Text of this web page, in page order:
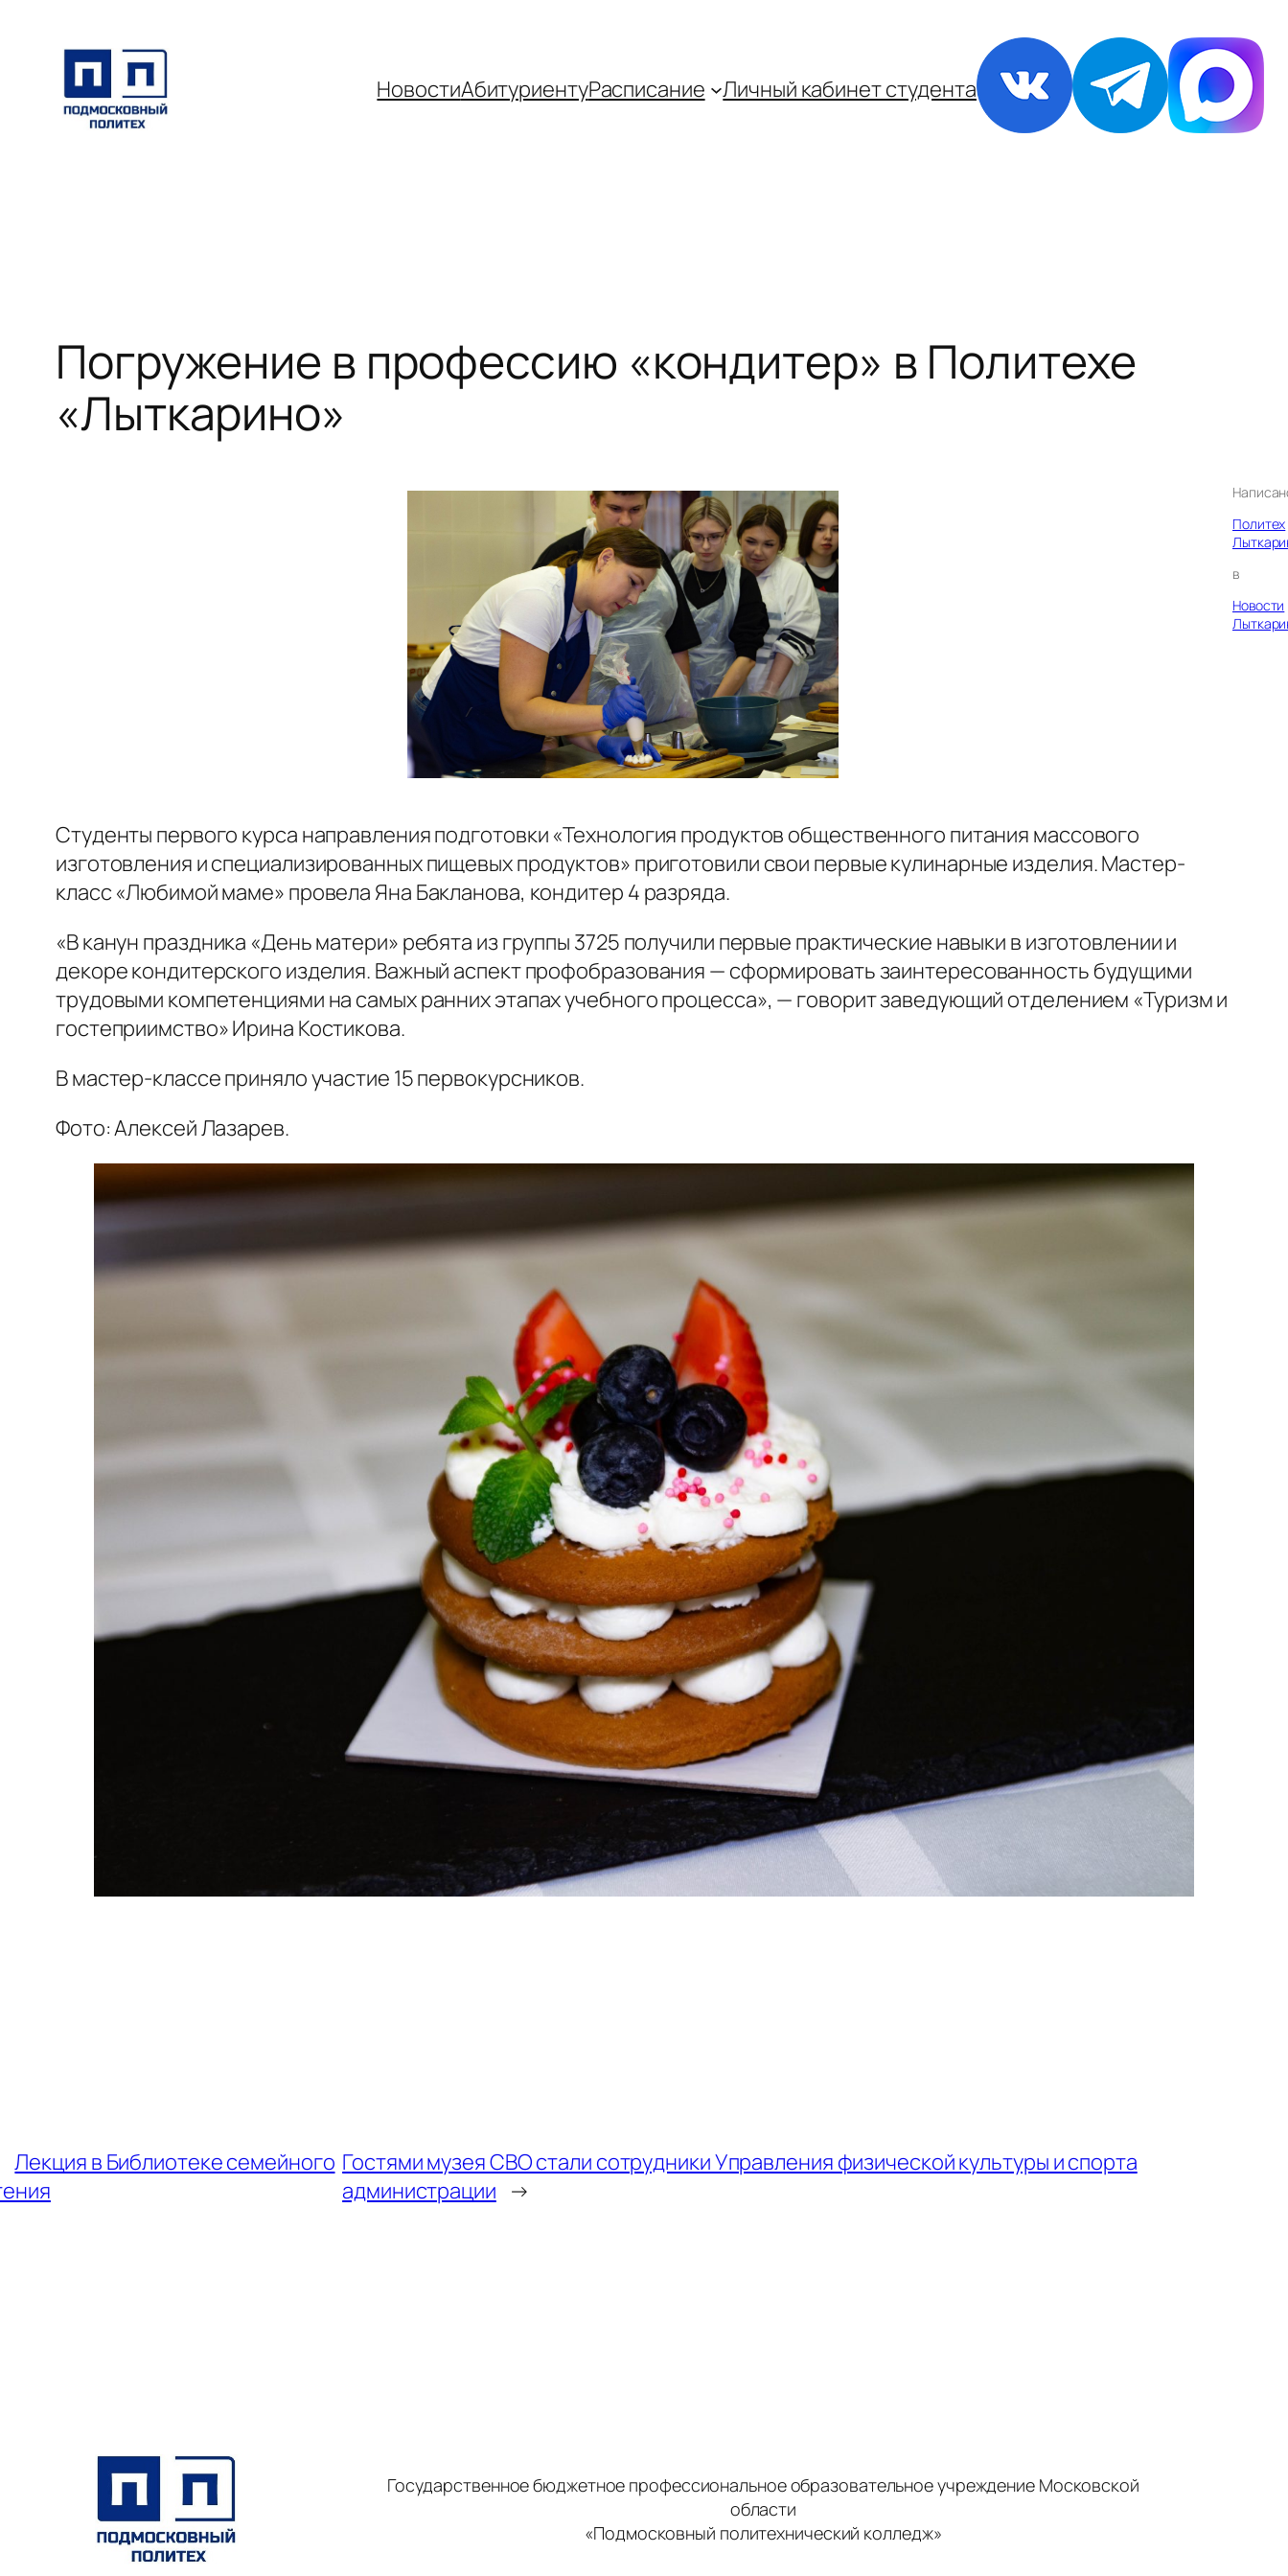
содержимому
НовостиАбитуриентуРаспиcание Личный кабинет студента
Погружение в профессию «кондитер» в Политехе
«Лыткарино»
Политех
в
Новости
Студенты первого курса направления подготовки «Технология продуктов общественного питания массового
изготовления и специализированных пищевых продуктов» приготовили свои первые кулинарные изделия. Мастер-
класс «Любимой маме» провела Яна Бакланова, кондитер 4 разряда.
«В канун праздника «День матери» ребята из группы 3725 получили первые практические навыки в изготовлении и
декоре кондитерского изделия. Важный аспект профобразования — сформировать заинтересованность будущими
трудовыми компетенциями на самых ранних этапах учебного процесса», — говорит заведующий отделением «Туризм и
гостеприимство» Ирина Костикова.
В мастер-классе приняло участие 15 первокурсников.
Фото: Алексей Лазарев.
Лекция в Библиотеке семейного Гостями музея СВО стали сотрудники Управления физической культуры и спорта
администрации →
Государственное бюджетное профессиональное образовательное учреждение Московской
области
«Подмосковный политехнический колледж»